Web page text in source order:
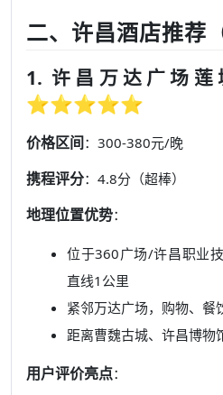
二、许昌酒店推荐
1. 许昌万达广场
⭐⭐⭐⭐⭐
价格区间：300-380元/晚
携程评分：4.8分（超棒）
地理位置优势：
位于360广场/许昌职业
直线1公里
紧邻万达广场，购物、餐
距离曹魏古城、许昌博物
用户评价亮点：